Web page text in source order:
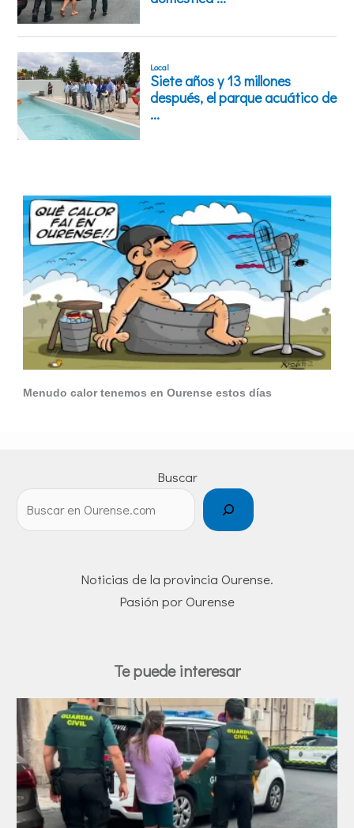
Menudo calor tenemos en Ourense estos días
Buscar
Noticias de la provincia Ourense.
Pasión por Ourense
Te puede interesar